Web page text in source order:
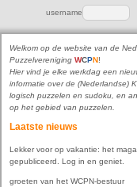
username
Welkom op de website van de
Puzzelvereniging WCPN!
Hier vind je elke werkdag een
informatie over de (Nederlandse)
logisch puzzelen en sudoku, en
op het gebied van puzzelen.
Laatste nieuws
Lekker voor op vakantie: het
gepubliceerd. Log in en geniet.
groeten van het WCPN-bestuur